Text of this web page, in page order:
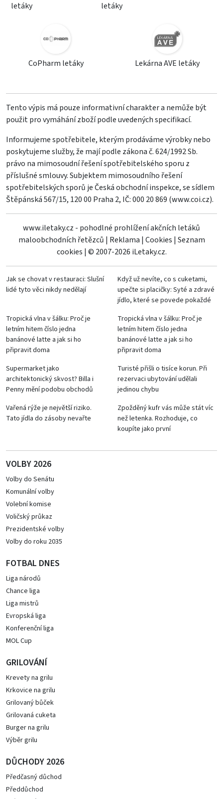
letáky
letáky
CoPharm letáky Lekárna AVE letáky
Tento výpis má pouze informativní charakter a nemůže být
použit pro vymáhání zboží podle uvedených specifikací.
Informujeme spotřebitele, kterým prodáváme výrobky nebo
poskytujeme služby, že mají podle zákona č. 624/1992 Sb.
právo na mimosoudní řešení spotřebitelského sporu z
příslušné smlouvy. Subjektem mimosoudního řešení
spotřebitelských sporů je Česká obchodní inspekce, se sídlem
Štěpánská 567/15, 120 00 Praha 2, IČ: 000 20 869 (www.coi.cz).
www.iletaky.cz - pohodlné prohlížení akčních letáků
maloobchodních řetězců | Reklama | Cookies | Seznam
cookies | © 2007-2026 iLetaky.cz.
Jak se chovat v restauraci: Slušní
lidé tyto věci nikdy nedělají
Když už nevíte, co s cuketami,
upečte si placičky: Syté a zdravé
jídlo, které se povede pokaždé
Tropická vlna v šálku: Proč je
letním hitem číslo jedna
banánové latte a jak si ho
připravit doma
Tropická vlna v šálku: Proč je
letním hitem číslo jedna
banánové latte a jak si ho
připravit doma
Supermarket jako
architektonický skvost? Billa i
Penny mění podobu obchodů
Turisté přišli o tisíce korun. Při
rezervaci ubytování udělali
jedinou chybu
Vařená rýže je největší riziko.
Tato jídla do zásoby nevařte
Zpožděný kufr vás může stát víc
než letenka. Rozhoduje, co
koupíte jako první
VOLBY 2026
Volby do Senátu
Komunální volby
Volební komise
Voličský průkaz
Prezidentské volby
Volby do roku 2035
FOTBAL DNES
Liga národů
Chance liga
Liga mistrů
Evropská liga
Konferenční liga
MOL Cup
GRILOVÁNÍ
Krevety na grilu
Krkovice na grilu
Grilovaný bůček
Grilovaná cuketa
Burger na grilu
Výběr grilu
DŮCHODY 2026
Předčasný důchod
Předdůchod